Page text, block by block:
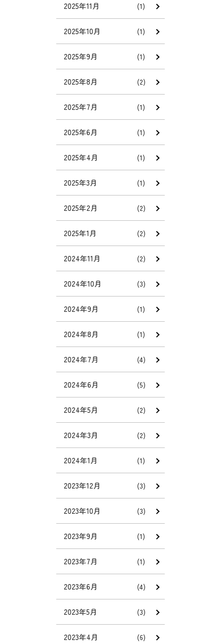
2025年11月 (1)
2025年10月 (1)
2025年9月 (1)
2025年8月 (2)
2025年7月 (1)
2025年6月 (1)
2025年4月 (1)
2025年3月 (1)
2025年2月 (2)
2025年1月 (2)
2024年11月 (2)
2024年10月 (3)
2024年9月 (1)
2024年8月 (1)
2024年7月 (4)
2024年6月 (5)
2024年5月 (2)
2024年3月 (2)
2024年1月 (1)
2023年12月 (3)
2023年10月 (3)
2023年9月 (1)
2023年7月 (1)
2023年6月 (4)
2023年5月 (3)
2023年4月 (6)